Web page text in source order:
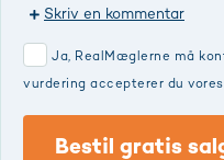
Skriv en kommentar
Ja, RealMæglerne må
vurdering accepterer du
Bestil gratis